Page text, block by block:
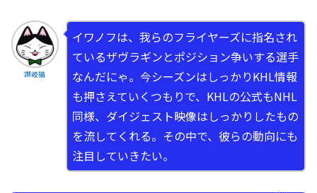
讃岐猫
イワノフは、我らのフライヤーズに指名され
ているザヴラギンとポジション争いする選手
なんだにゃ。今シーズンはしっかりKHL情報
も押さえていくつもりで、KHLの公式もNHL
同様、ダイジェスト映像はしっかりしたもの
を流してくれる。その中で、彼らの動向にも
注目していきたい。